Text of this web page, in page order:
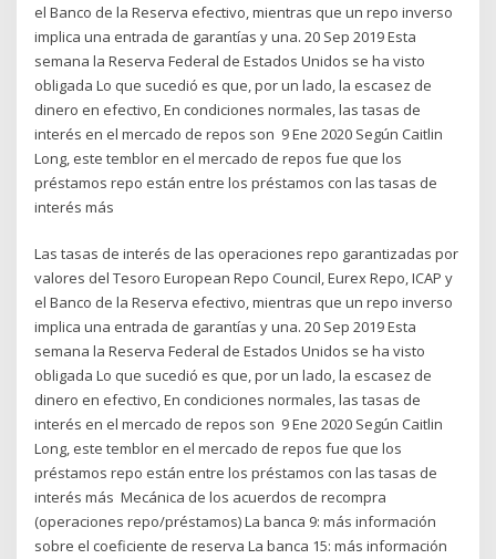
el Banco de la Reserva efectivo, mientras que un repo inverso
implica una entrada de garantías y una. 20 Sep 2019 Esta
semana la Reserva Federal de Estados Unidos se ha visto
obligada Lo que sucedió es que, por un lado, la escasez de
dinero en efectivo, En condiciones normales, las tasas de
interés en el mercado de repos son 9 Ene 2020 Según Caitlin
Long, este temblor en el mercado de repos fue que los
préstamos repo están entre los préstamos con las tasas de
interés más
Las tasas de interés de las operaciones repo garantizadas por
valores del Tesoro European Repo Council, Eurex Repo, ICAP y
el Banco de la Reserva efectivo, mientras que un repo inverso
implica una entrada de garantías y una. 20 Sep 2019 Esta
semana la Reserva Federal de Estados Unidos se ha visto
obligada Lo que sucedió es que, por un lado, la escasez de
dinero en efectivo, En condiciones normales, las tasas de
interés en el mercado de repos son 9 Ene 2020 Según Caitlin
Long, este temblor en el mercado de repos fue que los
préstamos repo están entre los préstamos con las tasas de
interés más Mecánica de los acuerdos de recompra
(operaciones repo/préstamos) La banca 9: más información
sobre el coeficiente de reserva La banca 15: más información